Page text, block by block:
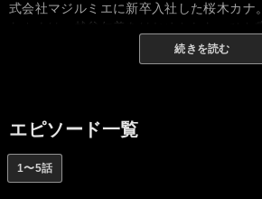
式会社マジルミエに新卒入社した桜木カナ
たカナは、越谷仁美をはじめとした、ひと
社員たちと共に自然災害 “怪異”の退治に励
てマジルミエ社が掲げる企業理念や人の命
況や“怪異”に応じて必要な魔法を魔法少女
ステム『アリスシステム』を業界全体へ浸
の“怪異”退治に乗り出す。だが、その裏に
少女を通じて金儲けを目論む勢力の思惑
続きを読む
エピソード一覧
1〜5話